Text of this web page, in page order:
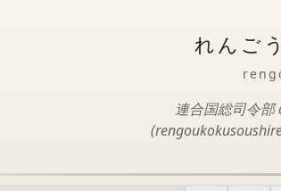
れんご
連合国総司令部